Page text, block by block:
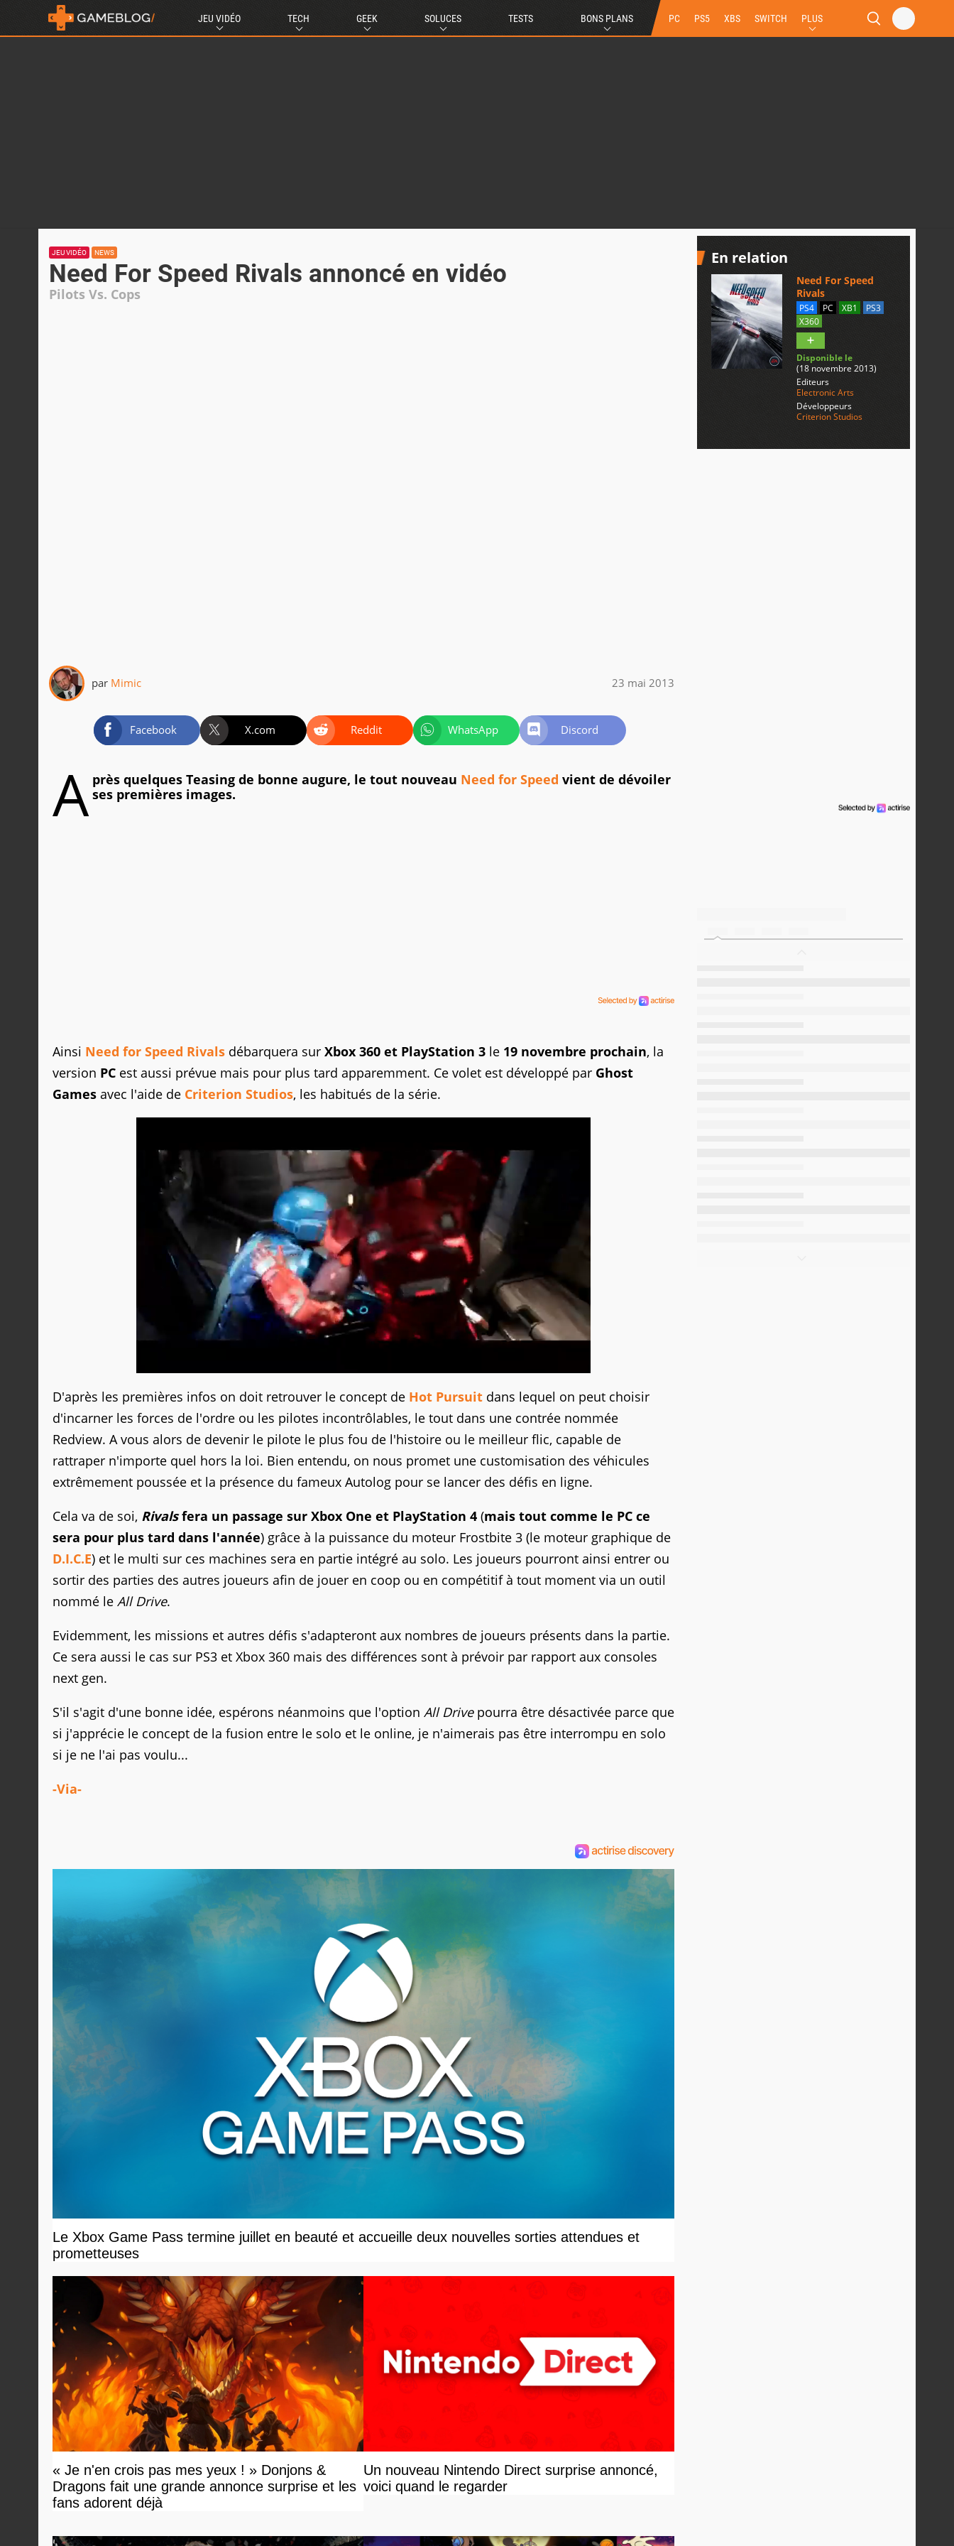
JEU VIDÉO TECH GEEK SOLUCES TESTS BONS PLANS PC PS5 XBS SWITCH PLUS
JEU VIDÉO NEWS
Need For Speed Rivals annoncé en vidéo
Pilots Vs. Cops
par Mimic 23 mai 2013
Facebook X.com Reddit WhatsApp Discord
A près quelques Teasing de bonne augure, le tout nouveau Need for Speed vient de dévoiler
ses premières images.
Ainsi Need for Speed Rivals débarquera sur Xbox 360 et PlayStation 3 le 19 novembre prochain, la
version PC est aussi prévue mais pour plus tard apparemment. Ce volet est développé par Ghost
Games avec l'aide de Criterion Studios, les habitués de la série.
D'après les premières infos on doit retrouver le concept de Hot Pursuit dans lequel on peut choisir
d'incarner les forces de l'ordre ou les pilotes incontrôlables, le tout dans une contrée nommée
Redview. A vous alors de devenir le pilote le plus fou de l'histoire ou le meilleur flic, capable de
rattraper n'importe quel hors la loi. Bien entendu, on nous promet une customisation des véhicules
extrêmement poussée et la présence du fameux Autolog pour se lancer des défis en ligne.
Cela va de soi, Rivals fera un passage sur Xbox One et PlayStation 4 (mais tout comme le PC ce
sera pour plus tard dans l'année) grâce à la puissance du moteur Frostbite 3 (le moteur graphique de
D.I.C.E) et le multi sur ces machines sera en partie intégré au solo. Les joueurs pourront ainsi entrer ou
sortir des parties des autres joueurs afin de jouer en coop ou en compétitif à tout moment via un outil
nommé le All Drive.
Evidemment, les missions et autres défis s'adapteront aux nombres de joueurs présents dans la partie.
Ce sera aussi le cas sur PS3 et Xbox 360 mais des différences sont à prévoir par rapport aux consoles
next gen.
S'il s'agit d'une bonne idée, espérons néanmoins que l'option All Drivepourra être désactivée parce que
si j'apprécie le concept de la fusion entre le solo et le online, je n'aimerais pas être interrompu en solo
si je ne l'ai pas voulu...
-Via-
Le Xbox Game Pass termine juillet en beauté et accueille deux nouvelles sorties attendues et
prometteuses
« Je n'en crois pas mes yeux ! » Donjons &
Dragons fait une grande annonce surprise et les
fans adorent déjà
Un nouveau Nintendo Direct surprise annoncé,
voici quand le regarder
En relation
Need For Speed
Rivals
PS4 PC XB1
PS3
X360
Disponible le
(18 novembre 2013)
Editeurs
Electronic Arts
Développeurs
Criterion Studios